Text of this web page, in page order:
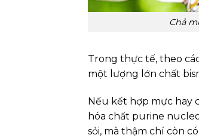
Chả
Trong thực tế, theo
một lượng lớn chất
Nếu kết hợp mực hay
hóa chất purine
sỏi, mà thậm chí còn